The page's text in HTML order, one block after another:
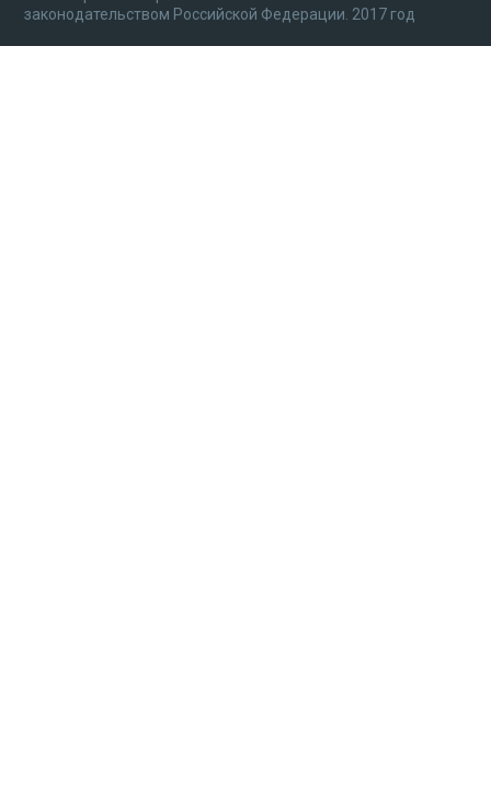
законодательством Российской Федерации. 2017 год